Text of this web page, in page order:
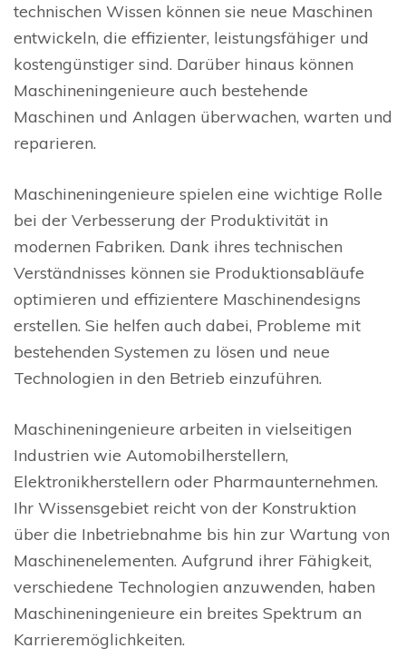
technischen Wissen können sie neue Maschinen
entwickeln, die effizienter, leistungsfähiger und
kostengünstiger sind. Darüber hinaus können
Maschineningenieure auch bestehende
Maschinen und Anlagen überwachen, warten und
reparieren.
Maschineningenieure spielen eine wichtige Rolle
bei der Verbesserung der Produktivität in
modernen Fabriken. Dank ihres technischen
Verständnisses können sie Produktionsabläufe
optimieren und effizientere Maschinendesigns
erstellen. Sie helfen auch dabei, Probleme mit
bestehenden Systemen zu lösen und neue
Technologien in den Betrieb einzuführen.
Maschineningenieure arbeiten in vielseitigen
Industrien wie Automobilherstellern,
Elektronikherstellern oder Pharmaunternehmen.
Ihr Wissensgebiet reicht von der Konstruktion
über die Inbetriebnahme bis hin zur Wartung von
Maschinenelementen. Aufgrund ihrer Fähigkeit,
verschiedene Technologien anzuwenden, haben
Maschineningenieure ein breites Spektrum an
Karrieremöglichkeiten.